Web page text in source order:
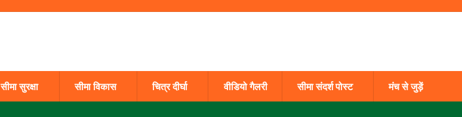
सीमा सुरक्षा सीमा विकास चित्र दीर्घा वीडियो गैलरी सीमा संदर्श पोस्ट मंच से जुड़ें